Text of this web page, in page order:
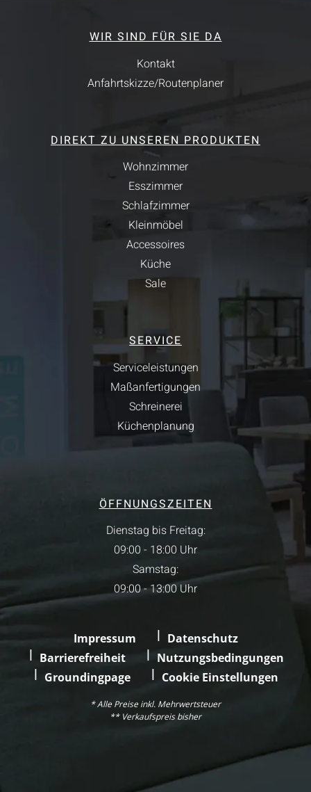
WIR SIND FÜR SIE DA
Kontakt
Anfahrtskizze/Routenplaner
DIREKT ZU UNSEREN PRODUKTEN
Wohnzimmer
Esszimmer
Schlafzimmer
Kleinmöbel
Accessoires
Küche
Sale
SERVICE
Serviceleistungen
Maßanfertigungen
Schreinerei
Küchenplanung
ÖFFNUNGSZEITEN
Dienstag bis Freitag:
09:00 - 18:00 Uhr
Samstag:
09:00 - 13:00 Uhr
Impressum
Datenschutz
Barrierefreiheit
Nutzungsbedingungen
Groundingpage
Cookie Einstellungen
* Alle Preise inkl. Mehrwertsteuer
** Verkaufspreis bisher